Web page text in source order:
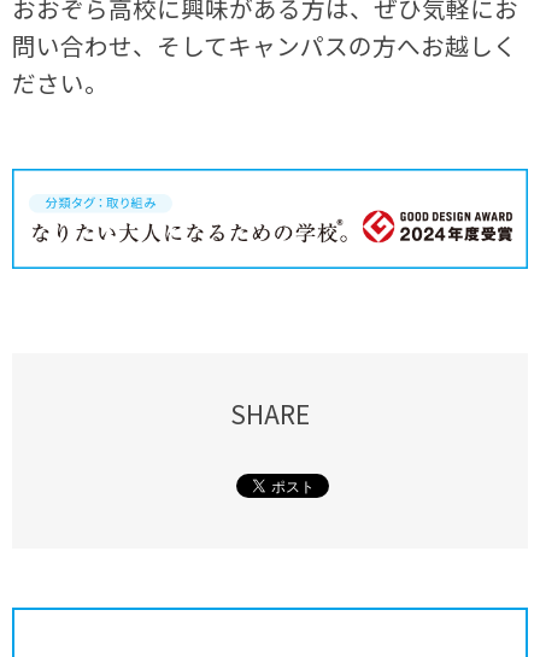
おおぞら高校に興味がある方は、ぜひ気軽にお
問い合わせ、そしてキャンパスの方へお越しく
ださい。
SHARE